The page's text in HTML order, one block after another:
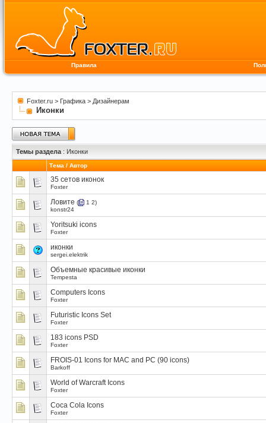
Правила
Foxter.ru > Графика > Дизайнерам
Иконки
Темы раздела : Иконки
Тема / Автор
35 сетов иконок
Foxter
Ловите ( 1 2)
konstr24
Yoritsuki icons
Foxter
иконки
sergei.elektrik
Объемные красивые иконки
Tempesta
Computers Icons
Foxter
Futuristic Icons Set
Foxter
183 icons PSD
Foxter
FROIS-01 Icons for MAC and PC (90 icons)
Barkoff
World of Warcraft Icons
Foxter
Coca Cola Icons
Foxter